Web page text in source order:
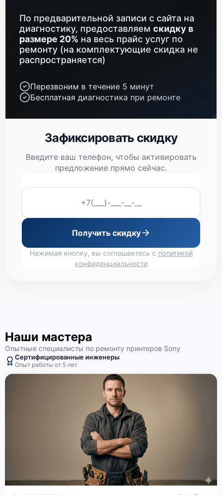
По предварительной записи с сайта на
диагностику, предоставляем скидку в
размере 20% на весь прайс услуг по
ремонту (на комплектующие скидка не
распространяется)
Перезвоним в течение 5 минут
Бесплатная диагностика при ремонте
Зафиксировать скидку
Введите ваш телефон, чтобы активировать
предложение прямо сейчас.
Получить скидку
Нажимая кнопку, вы соглашаетесь с политикой
конфиденциальности
Наши мастера
Опытные специалисты по ремонту принтеров Sony
Сертифицированные инженеры
Опыт работы от 5 лет